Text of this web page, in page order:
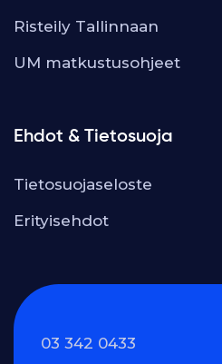
Risteily Tallinnaan
UM matkustusohjeet
Ehdot & Tietosuoja
Tietosuojaseloste
Erityisehdot
03 342 0433